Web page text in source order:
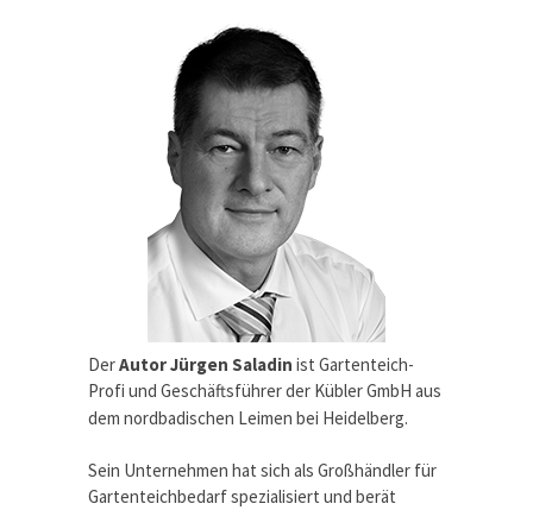
DerAutor Jürgen Saladin ist Gartenteich-
Profi und Geschäftsführer der Kübler GmbH aus
dem nordbadischen Leimen bei Heidelberg.
Sein Unternehmen hat sich als Großhändler für
Gartenteichbedarf spezialisiert und berät